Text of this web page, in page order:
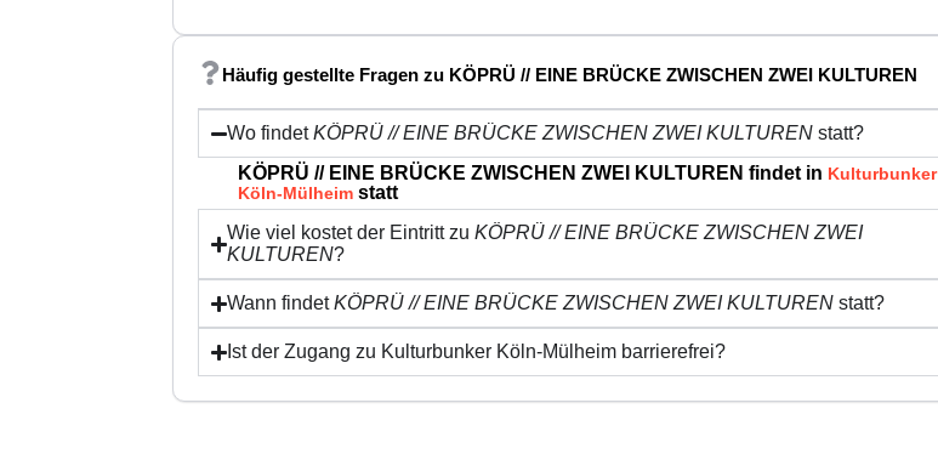
Häufig gestellte Fragen zu KÖPRÜ // EINE BRÜCKE ZWISCHEN ZWEI KULTUREN
Wo findetKÖPRÜ // EINE BRÜCKE ZWISCHEN ZWEI KULTUREN statt?
KÖPRÜ // EINE BRÜCKE ZWISCHEN ZWEI KULTUREN findet in Kulturbunker
Köln-Mülheim statt
Wie viel kostet der Eintritt zuKÖPRÜ // EINE BRÜCKE ZWISCHEN ZWEI
KULTUREN?
Wann findetKÖPRÜ // EINE BRÜCKE ZWISCHEN ZWEI KULTUREN statt?
Ist der Zugang zu Kulturbunker Köln-Mülheim barrierefrei?